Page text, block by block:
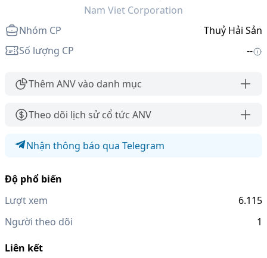
Nam Viet Corporation
Nhóm CP
Thuỷ Hải Sản
Số lượng CP
--
Thêm ANV vào danh mục
Theo dõi lịch sử cổ tức ANV
Nhận thông báo qua Telegram
Độ phổ biến
Lượt xem
6.115
Người theo dõi
1
Liên kết